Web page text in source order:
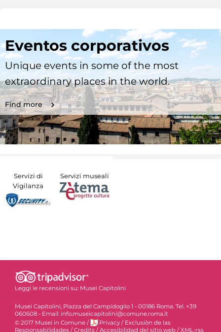
Eventos corporativos
Unique events in some of the most
extraordinary places in the world.
Find more
Servizi di
Vigilanza
Servizi museali
Leggi le recensioni su: Musei Capitolini
Musei Capitolini, Piazza del Campidoglio 1 - 00186 Roma. Tel. +39
060608 - Email: info.museicapitolini@comune.roma.it
© 2017 Musei in Comune / Privacy / Exclusiòn de las
Responsabilidades /Credits /Accesibilidad del sitio web /XML-rss